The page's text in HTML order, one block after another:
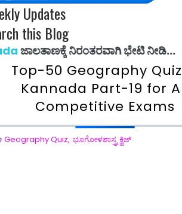
Updates
this Blog
ನಿರಂತರವಾಗಿ ಭೇಟಿ ನೀಡಿ...
Top-50 Geography
Kannada Part-19 for
Competitive Exams
Geography Quiz, ಭೂಗೋಳಶಾಸ್ತ್ರ ಕ್ವಿಜ್